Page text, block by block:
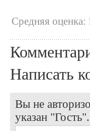
Cредняя оценка:
Написать
Вы не
указан "Гость".